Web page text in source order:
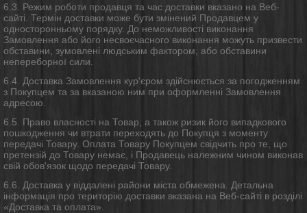
6.3. Режим роботи продавця та час доставки вказано на Веб-
сайті. Термін доставки може бути змінений Продавцем у
односторонньому порядку. До неможливості виконання
Замовлення або його несвоєчасного виконання можуть призвести
обставини, зумовлені людським фактором, або обставини
непереборної сили.
6.4. Доставка Замовлення кур'єром здійснюється за погодженням
з Покупцем та за вказаною ним при оформленні Замовлення
адресою.
6.5. Право власності на Товар, а також ризик його випадкового
пошкодження чи втрати переходять до Покупця з моменту
передачі Товару. Оплата Товару Покупцем свідчить про те, що
претензій до Товару немає, і Продавець належним чином виконав
свій обов'язок щодо передачі Товару.
6.6. Доставка у віддалені райони міста обмежена. Детальна
інформація про територію доставки вказана на Веб-сайті в розділі
«Доставка та оплата».